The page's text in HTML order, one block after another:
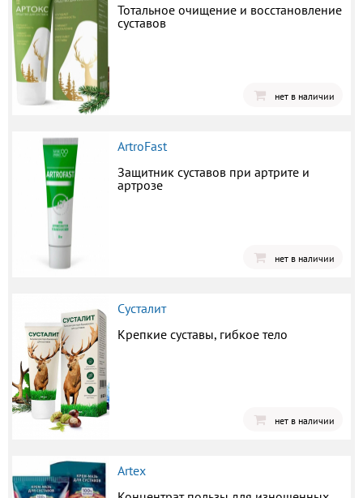
Тотальное очищение и восстановление
суставов
нет в наличии
ArtroFast
Защитник суставов при артрите и
артрозе
нет в наличии
Сусталит
Крепкие суставы, гибкое тело
нет в наличии
Artex